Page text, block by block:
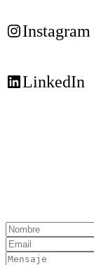
Instagram
LinkedIn